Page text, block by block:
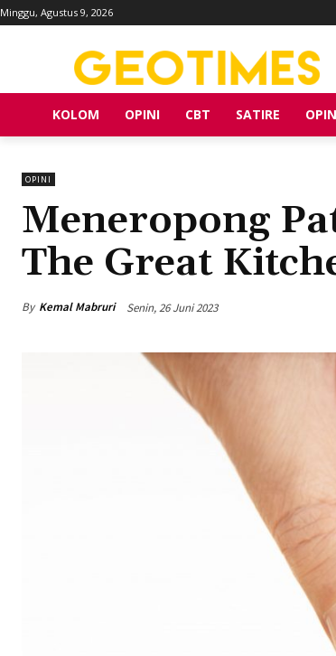
Minggu, Agustus 9, 2026
KOLOM OPINI CBT SATIRE
OPINI
Meneropong
The Great
By Kemal Mabruri Senin, 26 Juni 2023